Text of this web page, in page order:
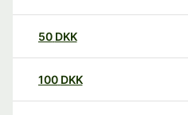
50 DKK
100 DKK